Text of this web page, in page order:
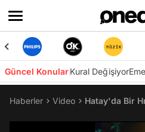
Güncel KonularKural Değişiyor
Haberler Video Hatay'da Bir